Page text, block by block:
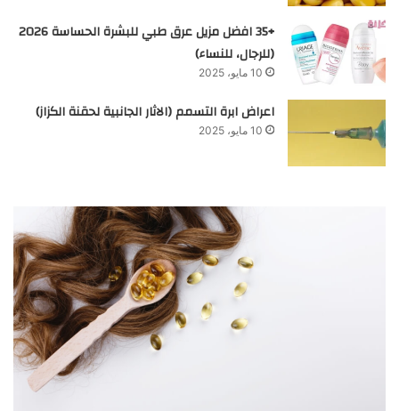
+35 افضل مزيل عرق طبي للبشرة الحساسة 2026
(للرجال، للنساء)
10 مايو، 2025
اعراض ابرة التسمم (الاثار الجانبية لحقنة الكزاز)
10 مايو، 2025